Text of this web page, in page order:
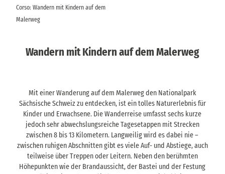
Corso: Wandern mit Kindern auf dem
Malerweg
Wandern mit Kindern auf dem Malerweg
Mit einer Wanderung auf dem Malerweg den Nationalpark
Sächsische Schweiz zu entdecken, ist ein tolles Naturerlebnis für
Kinder und Erwachsene. Die Wanderreise umfasst sechs kurze
jedoch sehr abwechslungsreiche Tagesetappen mit Strecken
zwischen 8 bis 13 Kilometern. Langweilig wird es dabei nie –
zwischen ruhigen Abschnitten gibt es viele Auf- und Abstiege, auch
teilweise über Treppen oder Leitern. Neben den berühmten
Höhepunkten wie der Brandaussicht, der Bastei und der Festung